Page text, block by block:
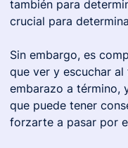
también para
crucial para
Sin embargo, es
que ver y escuchar
embarazo a término,
que puede tener
forzarte a pasar por